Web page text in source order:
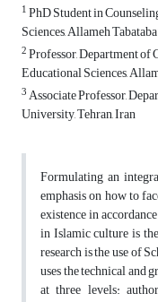
1PhD Student in
Sciences, Allameh
2Professor, Department of
Educational Sciences,
3Associate Professor,
University, Tehran, Iran
Formulating an
emphasis on how to
existence in
in Islamic culture is
research is the use of
uses the technical and
at three levels: